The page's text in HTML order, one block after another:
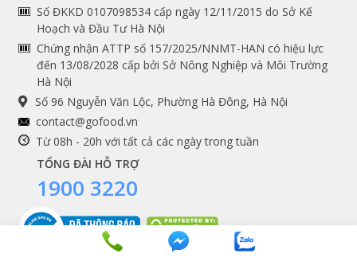
Chính sách và quy định
chung
Hướng dẫn đặt hàng
Cam kết chất lượng
Facebook
Instagram
Youtube
Tiktok
Shopee
DỊCH VỤ
Premium services
Số ĐKKD 0107098534 cấp ngày 12/11/2015 do Sở Kế
Hoạch và Đầu Tư Hà Nội
Chứng nhận ATTP số 157/2025/NNMT-HAN có hiệu lực
đến 13/08/2028 cấp bởi Sở Nông Nghiệp và Môi Trường
Hà Nội
Số 96 Nguyễn Văn Lộc, Phường Hà Đông, Hà Nội
contact@gofood.vn
Từ 08h - 20h với tất cả các ngày trong tuần
TỔNG ĐÀI HỖ TRỢ
1900 3220